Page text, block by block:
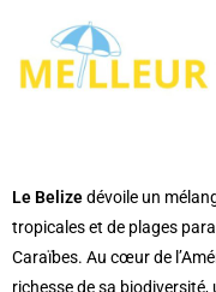
Le Belizedévoile un
tropicales et de plages
Caraïbes. Au cœur de
richesse de sa